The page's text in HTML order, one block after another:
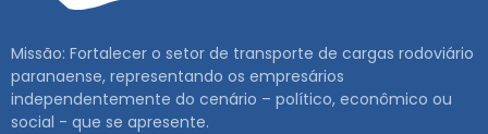
Missão: Fortalecer o setor de transporte de cargas rodoviário
paranaense, representando os empresários
independentemente do cenário – político, econômico ou
social - que se apresente.